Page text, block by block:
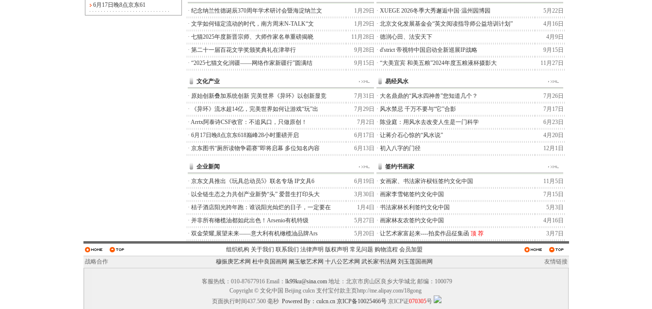
6月17日晚8点京东61
· 纪念纳兰性德诞辰370周年学术研讨会暨海淀纳兰文
1月29日
· 文学如何锚定流动的时代，南方周末N-TALK“文
1月29日
· 七猫2025年度新晋宗师、大师作家名单重磅揭晓
11月28日
· 第二十一届百花文学奖颁奖典礼在津举行
9月28日
· “2025七猫文化润疆——网络作家新疆行”圆满结 9月15日
· XUEGE 2026冬季大秀邂逅中国·温州园博园
5月22日
· 北京文化发展基金会“英文阅读指导师公益培训计划”
4月16日
· 德润心田、法安天下
4月9日
· d'strict 帝视特中国启动全新巡展IP战略
9月15日
· “大美宜宾 和美五粮”2024年度五粮液杯摄影大 11月27日
文化产业
· 原始创新叠加系统创新 完美世界《异环》以创新显竞
7月31日
·
《异环》流水超14亿，完美世界如何让游戏“玩”出
7月29日
· Arrtx阿泰诗CSF收官：不追风口，只做原创！
7月2日
· 6月17日晚8点京东618巅峰28小时重磅开启
6月17日
· 京东图书“厕所读物争霸赛”即将启幕 多位知名内容 6月13日
易经风水
· 大名鼎鼎的“风水四神兽”您知道几个？
7月26日
· 风水禁忌 千万不要与“它”合影
7月17日
· 陈业庭：用风水去改变人生是一门科学
6月23日
· 让蒋介石心惊的“风水说”
4月20日
· 初入八字的门径 12月1日
企业新闻
· 京东文具推出《玩具总动员5》联名专场 IP文具6
6月19日
· 以全链生态之力共创产业新势“头” 爱普生打印头大
3月30日
· 桔子酒店阳光跨年跑：谁说阳光灿烂的日子，一定要在
1月4日
· 并非所有橄榄油都如此出色！Arsenio有机特级
5月27日
· 双金荣耀,展望未来——意大利有机橄榄油品牌Ars 5月20日
签约书画家
· 女画家、书法家许棂钰签约文化中国
11月5日
· 画家李雪铭签约文化中国
7月15日
· 书法家林长利签约文化中国
5月3日
· 画家林友农签约文化中国
4月16日
· 让艺术家富起来----拍卖作品征集函 顶 荐 3月7日
组织机构 关于我们 联系我们 法律声明 版权声明 常见问题 购物流程 会员加盟
战略合作
穆振庚艺术网 杜中良国画网 阚玉敏艺术网 十八公艺术网 武长家书法网 刘玉莲国画网 友情链接
客服热线：010-87677916 Email： lk99ku@sina.com地址：北京市房山区良乡大学城北 邮编：100079
Copyright © 文化中国 Beijing culcn 支付宝付款主页http://me.alipay.com/18gong
页面执行时间437.500 毫秒 Powered By：culcn.cn 京ICP备10025466号 京ICP证070305号